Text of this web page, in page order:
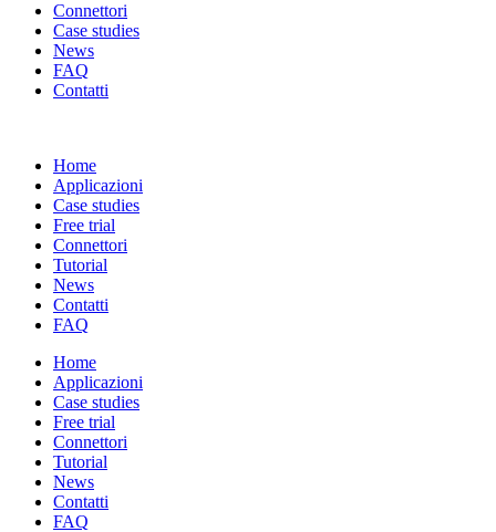
Connettori
Case studies
News
FAQ
Contatti
Home
Applicazioni
Case studies
Free trial
Connettori
Tutorial
News
Contatti
FAQ
Home
Applicazioni
Case studies
Free trial
Connettori
Tutorial
News
Contatti
FAQ